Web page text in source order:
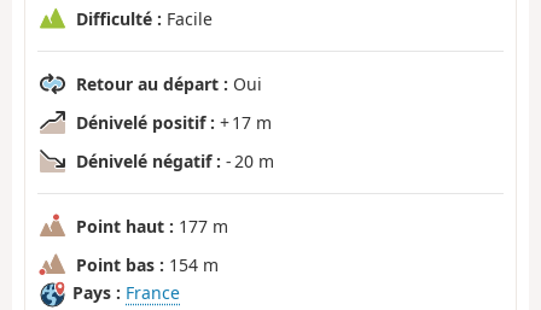
Difficulté : Facile
Retour au départ : Oui
Dénivelé positif : + 17 m
Dénivelé négatif : - 20 m
Point haut : 177 m
Point bas : 154 m
Pays : France